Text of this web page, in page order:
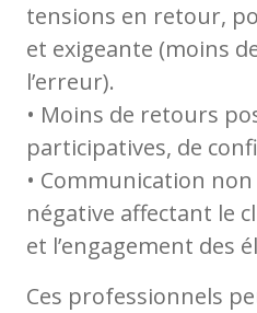
tensions en retour,
et exigeante (moins
l’erreur).
• Moins de retours
participatives, de
• Communication
négative affectant le
et l’engagement des
Ces professionnels